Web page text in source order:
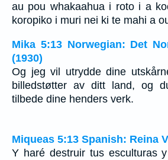
au pou whakaahua i roto i a
koropiko i muri nei ki te mahi a
Mika 5:13 Norwegian: Det
(1930)
Og jeg vil utrydde dine
billedstøtter av ditt land, og
tilbede dine henders verk.
Miqueas 5:13 Spanish: Reina
Y haré destruir tus esculturas